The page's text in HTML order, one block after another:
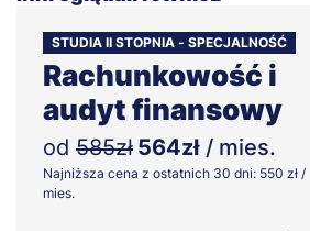
STUDIA II STOPNIA - SPECJALNOŚĆ
Rachunkowość i
audyt finansowy
od 585zł 564zł / mies.
Najniższa cena z ostatnich 30 dni: 550 zł /
mies.